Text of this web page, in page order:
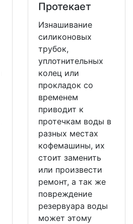
Протекает
Изнашивание
силиконовых
трубок,
уплотнительных
колец или
прокладок со
временем
приводит к
протечкам воды в
разных местах
кофемашины, их
стоит заменить
или произвести
ремонт, а так же
повреждение
резервуара воды
может этому